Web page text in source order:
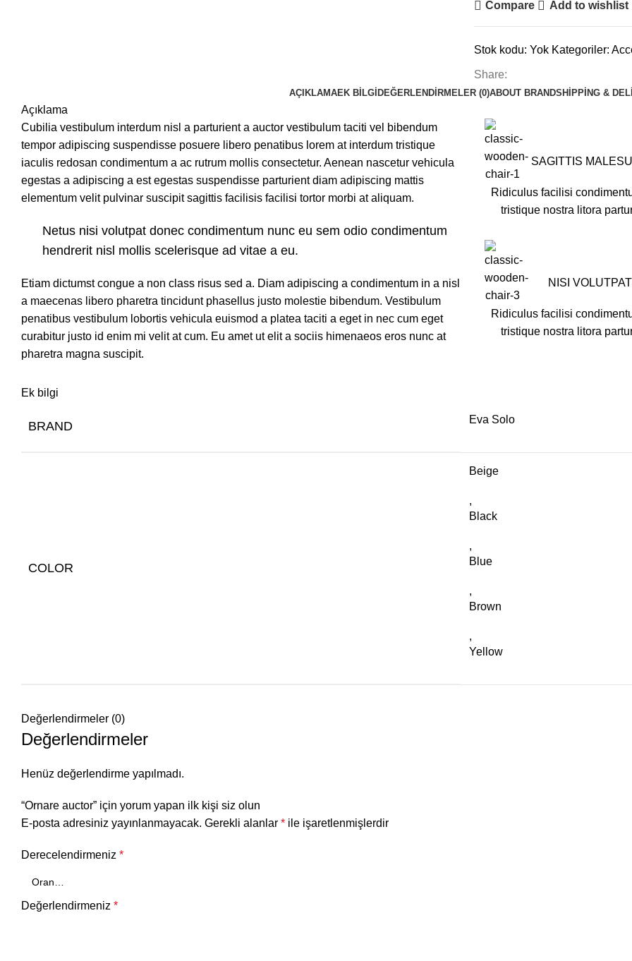
Compare Add to wishlist
Stok kodu: Yok Kategoriler:
Share:
AÇIKLAMAEK BILGIDEĞERLENDIRMELER (0)ABOUT BRANDSHIPPING &
Açıklama
Cubilia vestibulum interdum nisl a parturient a auctor vestibulum taciti vel bibendum
tempor adipiscing suspendisse posuere libero penatibus lorem at interdum tristique
iaculis redosan condimentum a ac rutrum mollis consectetur. Aenean nascetur vehicula
egestas a adipiscing a est egestas suspendisse parturient diam adipiscing mattis
elementum velit pulvinar suscipit sagittis facilisis facilisi tortor morbi at aliquam.
Netus nisi volutpat donec condimentum nunc eu sem odio condimentum
hendrerit nisl mollis scelerisque ad vitae a eu.
Etiam dictumst congue a non class risus sed a. Diam adipiscing a condimentum in a nisl
a maecenas libero pharetra tincidunt phasellus justo molestie bibendum. Vestibulum
penatibus vestibulum lobortis vehicula euismod a platea taciti a eget in nec cum eget
curabitur justo id enim mi velit at cum. Eu amet ut elit a sociis himenaeos eros nunc at
pharetra magna suscipit.
SAGITTIS
Ridiculus facilisi
tristique nostra litora
NISI VOLUTPAT
Ridiculus facilisi
tristique nostra litora
Ek bilgi
BRAND Eva Solo
COLOR
Beige
,
Black
,
Blue
,
Brown
,
Yellow
Değerlendirmeler (0)
Değerlendirmeler
Henüz değerlendirme yapılmadı.
“Ornare auctor” için yorum yapan ilk kişi siz olun
E-posta adresiniz yayınlanmayacak. Gerekli alanlar * ile işaretlenmişlerdir
Derecelendirmeniz *
Değerlendirmeniz *